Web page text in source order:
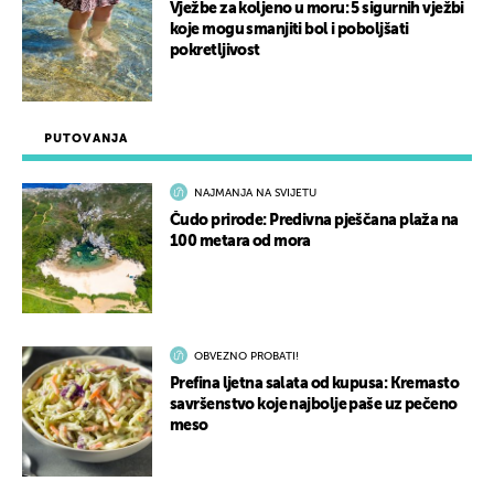
PUTOVANJA
NAJMANJA NA SVIJETU
Čudo prirode: Predivna pješčana plaža na
100 metara od mora
OBVEZNO PROBATI!
Prefina ljetna salata od kupusa: Kremasto
savršenstvo koje najbolje paše uz pečeno
meso
Vježbe za koljeno u moru: 5 sigurnih vježbi
koje mogu smanjiti bol i poboljšati
pokretljivost